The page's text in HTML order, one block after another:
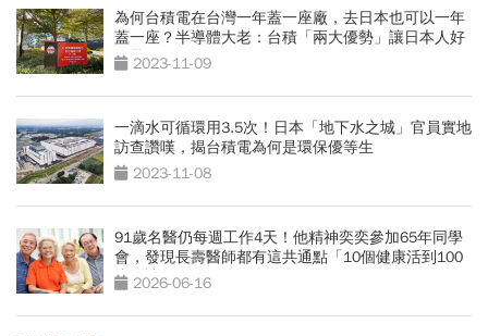
為何台積電在台灣一年蓋一座廠，去日本也可以一年
蓋一座？半導體大老：台積「兩大優勢」讓日本人好
吃驚2023-11-09
一滴水可循環用3.5次！日本「地下水之城」官員實地
訪查讚嘆，揭台積電為何是環保優等生
2023-11-08
91歲名醫仍每週工作4天！他精神奕奕參加65年同學
會，發現長壽醫師都有這共通點「10個健康活到100
歲秘訣」
2026-06-16